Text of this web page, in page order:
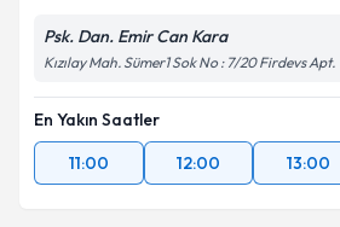
Psk. Dan. Emir Can Kara
Kızılay Mah. Sümer1 Sok No : 7/20 Firdevs Apt.
En Yakın Saatler
11:00
12:00 13:00